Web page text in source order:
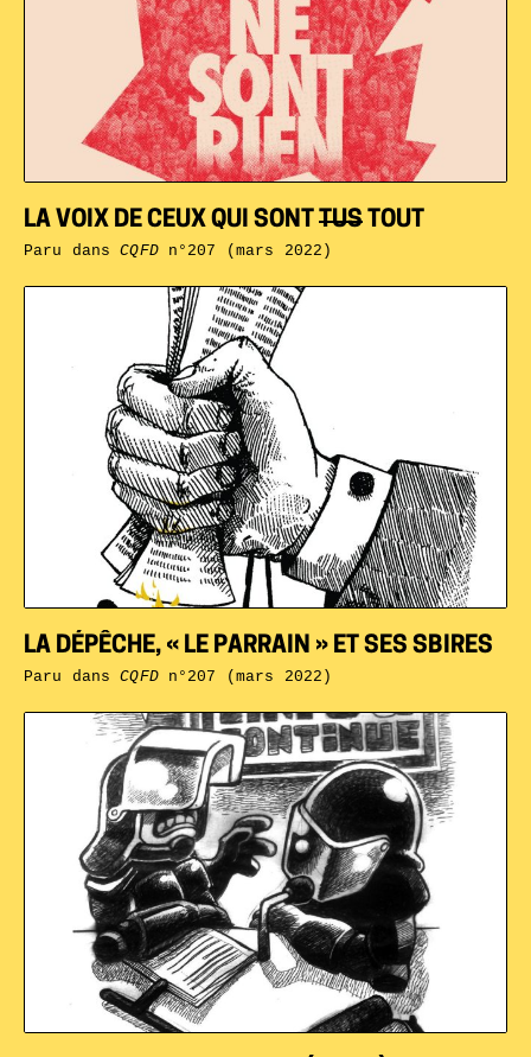
LA DÉPÊCHE, « LE PARRAIN » ET SES SBIRES
Paru dansCQFDn°207 (mars 2022)
LA VOIX DE CEUX QUI SONT TUS TOUT
Paru dansCQFDn°207 (mars 2022)